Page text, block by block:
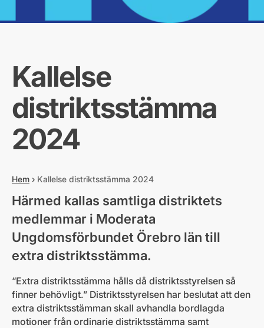
Kallelse
distriktsstämma
2024
Hem › Kallelse distriktsstämma 2024
Härmed kallas samtliga distriktets
medlemmar i Moderata
Ungdomsförbundet Örebro län till
extra distriktsstämma.
“Extra distriktsstämma hålls då distriktsstyrelsen så
finner behövligt.” Distriktsstyrelsen har beslutat att den
extra distriktsstämman skall avhandla bordlagda
motioner från ordinarie distriktsstämma samt